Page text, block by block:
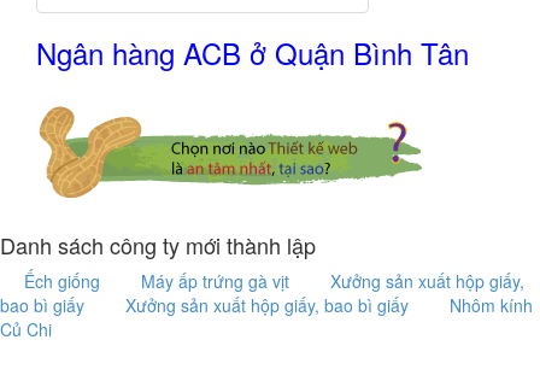
Ngân hàng ACB ở Quận Bình Tân
Danh sách công ty mới thành lập
Ếch giống Máy ấp trứng gà vịt
Xưởng sản xuất hộp giấy,
bao bì giấy
Xưởng sản xuất hộp giấy, bao bì giấy
Nhôm kính
Củ Chi